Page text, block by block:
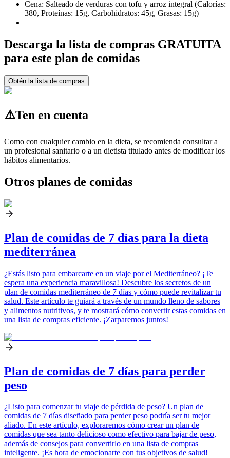
Cena: Salteado de verduras con tofu y arroz integral (Calorías:
380, Proteínas: 15g, Carbohidratos: 45g, Grasas: 15g)
Descarga la lista de compras GRATUITA
para este plan de comidas
Obtén la lista de compras
⚠️Ten en cuenta
Como con cualquier cambio en la dieta, se recomienda consultar a
un profesional sanitario o a un dietista titulado antes de modificar los
hábitos alimentarios.
Otros planes de comidas
Plan de comidas de 7 días para la dieta
mediterránea
¿Estás listo para embarcarte en un viaje por el Mediterráneo? ¡Te
espera una experiencia maravillosa! Descubre los secretos de un
plan de comidas mediterráneo de 7 días y cómo puede revitalizar tu
salud. Este artículo te guiará a través de un mundo lleno de sabores
y alimentos nutritivos, y te mostrará cómo convertir estas comidas en
una lista de compras eficiente. ¡Zarparemos juntos!
Plan de comidas de 7 días para perder
peso
¿Listo para comenzar tu viaje de pérdida de peso? Un plan de
comidas de 7 días diseñado para perder peso podría ser tu mejor
aliado. En este artículo, exploraremos cómo crear un plan de
comidas que sea tanto delicioso como efectivo para bajar de peso,
además de consejos para convertirlo en una lista de compras
inteligente. ¡Es hora de emocionarte con tus objetivos de salud!